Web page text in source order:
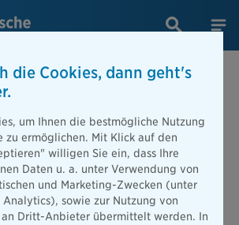
die Cookies, dann geht's
um Ihnen die bestmögliche Nutzung
zu ermöglichen. Mit Klick auf den
willigen Sie ein, dass Ihre
Daten u. a. unter Verwendung von
und Marketing-Zwecken (unter
sowie zur Nutzung von
an Dritt-Anbieter übermittelt werden. In